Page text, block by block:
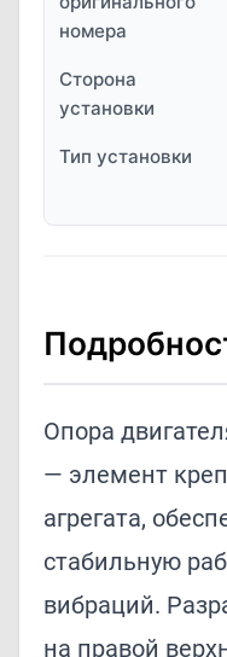
номера
Сторона
установки
Тип установки
Опора
— элемент
агрегата,
стабильную
вибраций.
на правой